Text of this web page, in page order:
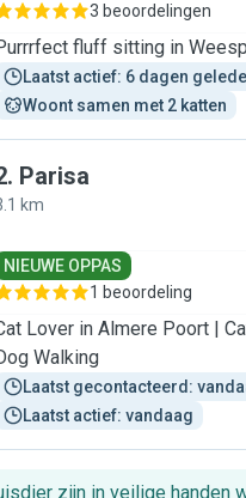
3 beoordelingen
fluff sitting in Weesp
Laatst actief: 6 dagen
Woont samen met 2 katten
. Parisa
km
NIEUWE OPPAS
1 beoordeling
Lover in Almere Poort |
Walking
Laatst gecontacteerd:
Laatst actief: vandaag
zijn in veilige handen